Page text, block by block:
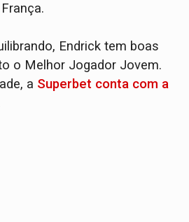
Endrick tem boas
o Melhor Jogador Jovem.
a Superbet conta com a